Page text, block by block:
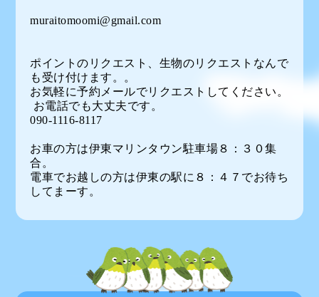
muraitomoomi@gmail.com
ポイントのリクエスト、生物のリクエストなんで
も受け付けます。。
お気軽に予約メールでリクエストしてください。
お電話でも大丈夫です。
090-1116-8117
お車の方は伊東マリンタウン駐車場８：３０集
合。
電車でお越しの方は伊東の駅に８：４７でお待ち
してまーす。